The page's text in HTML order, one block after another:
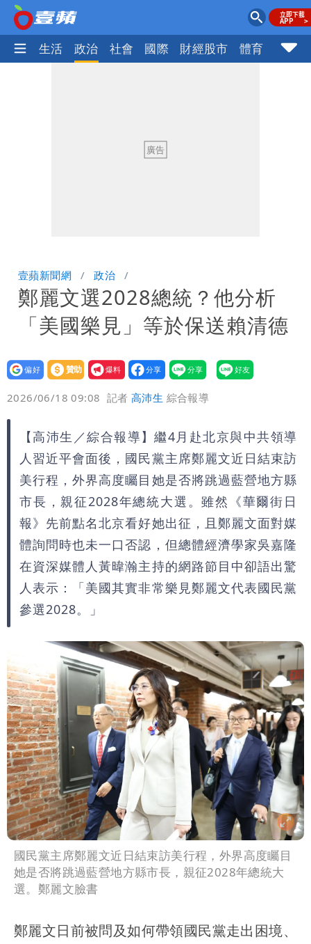
尚 生活 政治 社會 國際 財經股市 體育 壹蘋
壹蘋新聞網 政治
鄭麗文選2028總統？他分析
「美國樂見」等於保送賴清德
設為
贊助
我要
爆料
2026/06/18 09:08 記者高沛生 綜合報導
【高沛生／綜合報導】繼4月赴北京與中共領導
人習近平會面後，國民黨主席鄭麗文近日結束訪
美行程，外界高度矚目她是否將跳過藍營地方縣
市長，親征2028年總統大選。雖然《華爾街日
報》先前點名北京看好她出征，且鄭麗文面對媒
體詢問時也未一口否認，但總體經濟學家吳嘉隆
在資深媒體人黃暐瀚主持的網路節目中卻語出驚
人表示：「美國其實非常樂見鄭麗文代表國民黨
參選2028。」
國民黨主席鄭麗文近日結束訪美行程，外界高度矚目
她是否將跳過藍營地方縣市長，親征2028年總統大
選。鄭麗文臉書
鄭麗文日前被問及如何帶領國民黨走出困境、